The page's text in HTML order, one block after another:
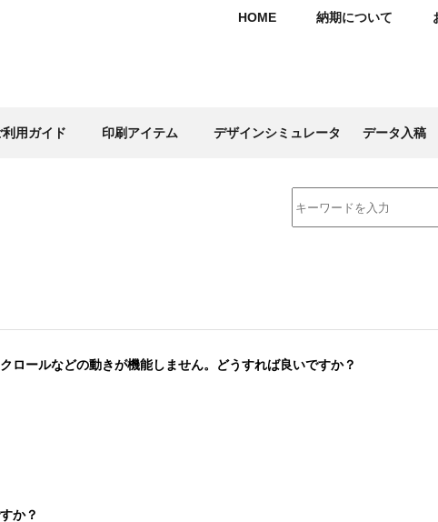
HOME 納期について
利用ガイド 印刷アイテム デザインシミュレータ データ入稿
ロールなどの動きが機能しません。どうすれば良いですか？
か？